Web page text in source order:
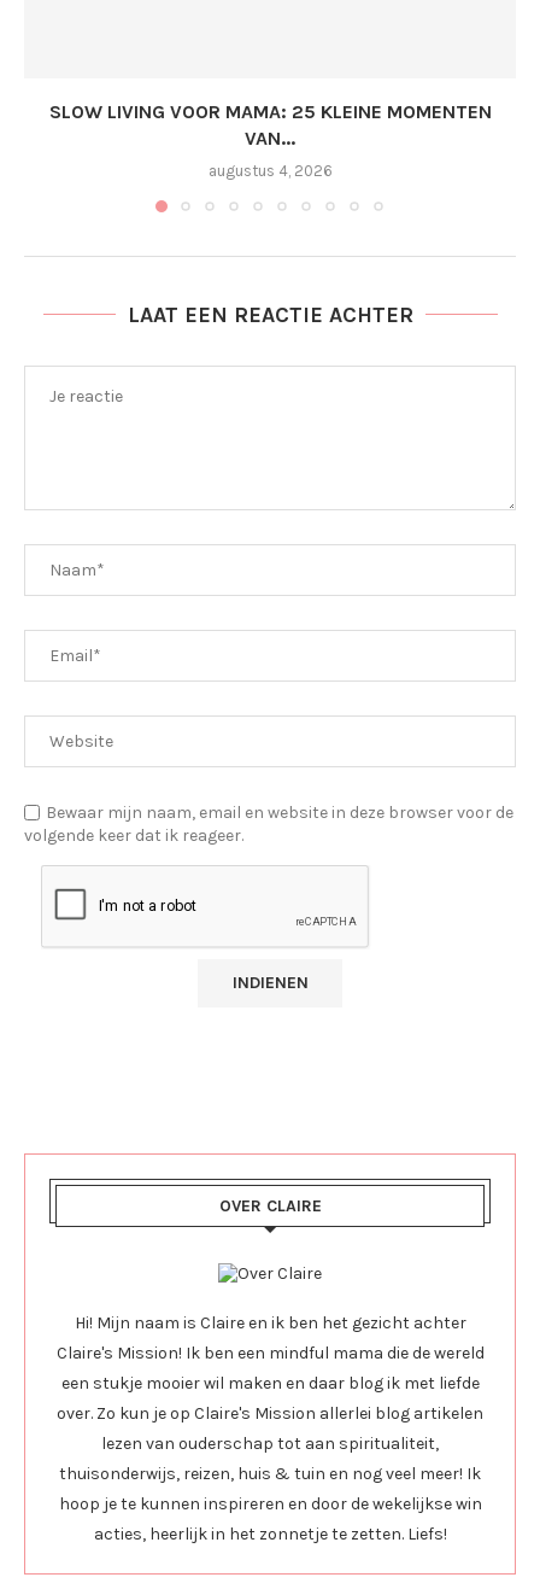
SLOW LIVING VOOR MAMA: 25 KLEINE MOMENTEN
VAN...
augustus 4, 2026
LAAT EEN REACTIE ACHTER
Bewaar mijn naam, email en website in deze browser voor de
volgende keer dat ik reageer.
OVER CLAIRE
Hi! Mijn naam is Claire en ik ben het gezicht achter
Claire's Mission! Ik ben een mindful mama die de wereld
een stukje mooier wil maken en daar blog ik met liefde
over. Zo kun je op Claire's Mission allerlei blog artikelen
lezen van ouderschap tot aan spiritualiteit,
thuisonderwijs, reizen, huis & tuin en nog veel meer! Ik
hoop je te kunnen inspireren en door de wekelijkse win
acties, heerlijk in het zonnetje te zetten. Liefs!